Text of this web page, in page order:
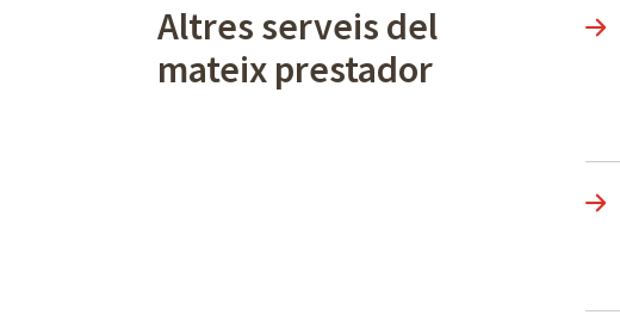
Altres serveis del
mateix prestador